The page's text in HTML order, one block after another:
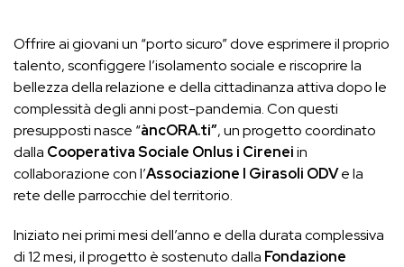
Offrire ai giovani un “porto sicuro” dove esprimere il proprio
talento, sconfiggere l’isolamento sociale e riscoprire la
bellezza della relazione e della cittadinanza attiva dopo le
complessità degli anni post-pandemia. Con questi
presupposti nasce “àncORA.ti”, un progetto coordinato
dalla Cooperativa Sociale Onlus i Cireneiin
collaborazione con l’Associazione I Girasoli ODVe la
rete delle parrocchie del territorio.
Iniziato nei primi mesi dell’anno e della durata complessiva
di 12 mesi, il progetto è sostenuto dalla Fondazione